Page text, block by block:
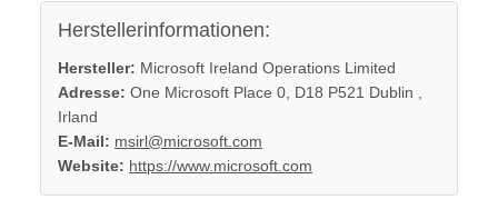
Herstellerinformationen:
Hersteller: Microsoft Ireland Operations Limited
Adresse: One Microsoft Place 0, D18 P521 Dublin ,
Irland
E-Mail: msirl@microsoft.com
Website: https://www.microsoft.com